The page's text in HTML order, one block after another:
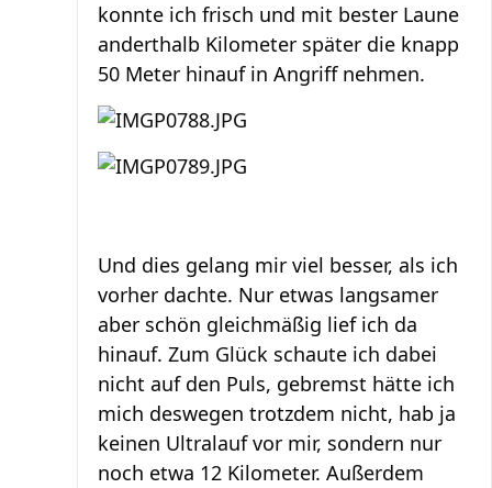
konnte ich frisch und mit bester Laune
anderthalb Kilometer später die knapp
50 Meter hinauf in Angriff nehmen.
Und dies gelang mir viel besser, als ich
vorher dachte. Nur etwas langsamer
aber schön gleichmäßig lief ich da
hinauf. Zum Glück schaute ich dabei
nicht auf den Puls, gebremst hätte ich
mich deswegen trotzdem nicht, hab ja
keinen Ultralauf vor mir, sondern nur
noch etwa 12 Kilometer. Außerdem